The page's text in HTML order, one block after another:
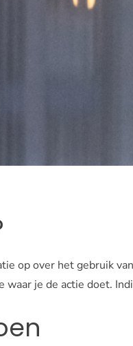
op over het gebruik
waar je de actie doet.